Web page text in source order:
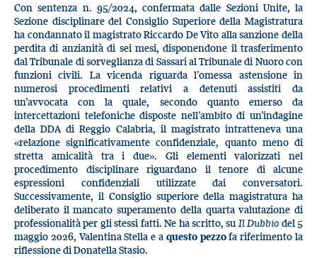
Con sentenza n. 95/2024, confermata dalle Sezioni Unite, la
Sezione disciplinare del Consiglio Superiore della Magistratura
ha condannato il magistrato Riccardo De Vito alla sanzione della
perdita di anzianità di sei mesi, disponendone il trasferimento
dal Tribunale di sorveglianza di Sassari al Tribunale di Nuoro con
funzioni civili. La vicenda riguarda l’omessa astensione in
numerosi procedimenti relativi a detenuti assistiti da
un’avvocata con la quale, secondo quanto emerso da
intercettazioni telefoniche disposte nell’ambito di un’indagine
della DDA di Reggio Calabria, il magistrato intratteneva una
«relazione significativamente confidenziale, quanto meno di
stretta amicalità tra i due». Gli elementi valorizzati nel
procedimento disciplinare riguardano il tenore di alcune
espressioni confidenziali utilizzate dai conversatori.
Successivamente, il Consiglio superiore della magistratura ha
deliberato il mancato superamento della quarta valutazione di
professionalità per gli stessi fatti. Ne ha scritto, suIl Dubbio del 5
maggio 2026, Valentina Stella e a questo pezzofa riferimento la
riflessione di Donatella Stasio.